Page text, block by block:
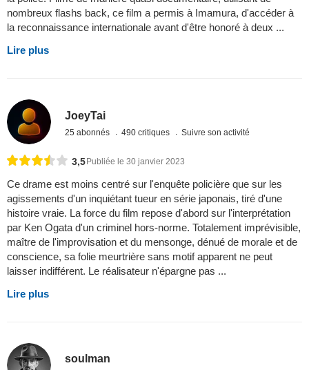
nombreux flashs back, ce film a permis à Imamura, d'accéder à
la reconnaissance internationale avant d'être honoré à deux ...
Lire plus
JoeyTai
25 abonnés 490 critiques Suivre son activité
3,5Publiée le 30 janvier 2023
Ce drame est moins centré sur l'enquête policière que sur les
agissements d'un inquiétant tueur en série japonais, tiré d'une
histoire vraie. La force du film repose d'abord sur l'interprétation
par Ken Ogata d'un criminel hors-norme. Totalement imprévisible,
maître de l'improvisation et du mensonge, dénué de morale et de
conscience, sa folie meurtrière sans motif apparent ne peut
laisser indifférent. Le réalisateur n'épargne pas ...
Lire plus
soulman